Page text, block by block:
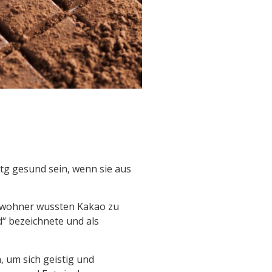
gesund sein, wenn sie aus
wussten Kakao zu
bezeichnete und als
um sich geistig und